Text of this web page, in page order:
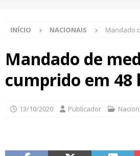
INÍCIO NACIONAIS Mandado
Mandado de
cumprido em 48
13/10/2020 Publicador